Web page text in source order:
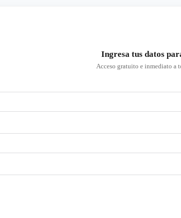
Ingresa tus datos
Acceso gratuito e inmediato a